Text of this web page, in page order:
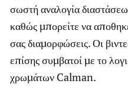
σωστή αναλογία
καθώς μπορείτε να
σας διαμορφώσεις. Οι
επίσης συμβατοί με το
χρωμάτων Calman.